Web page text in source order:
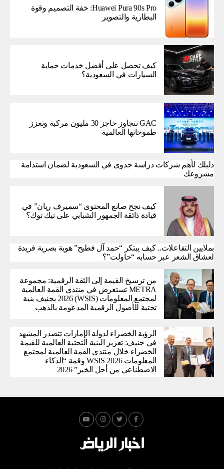
Huawei Pura 90s Pro: خفة التصميم وقوة
البطارية والتصوير
كيف تحصل على أفضل خدمات حماية
السيارات في السعودية؟
GAC تتجاوز حاجز 30 مليون مركبة وتعزز
طموحاتها العالمية
دليلك لأهم شركات دراسة جدوى في السعودية لضمان استدامة
مشروعك
كيف نجح صانع المحتوى “سميرف ريان” في
قيادة ذائقة الجمهور الشبابي على تيك توك؟
بملايين التفاعلات.. كيف يبتكر “حمد آل فطيح” هوية بصرية فريدة
لعشاق الشعر عبر حسابه “حاولت”؟
من ترسيخ القيمة إلى الثقة الرقمية: مجموعة
METRA تستعرض في منتدى القمة العالمية
لمجتمع المعلومات (WSIS) 2026 بجنيف بنية
تحتية للأصول الرقمية المدعومة بالذهب
الرؤية الخضراء لدولة الإمارات تتصدر المشهد
في جنيف: تعزيز البنية التحتية العالمية للقيمة
الخضراء خلال منتدى القمة العالمية لمجتمع
المعلومات WSIS 2026 وقمة “الذكاء
الاصطناعي من أجل الخير” 2026